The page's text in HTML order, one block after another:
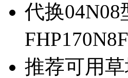
代换
推荐可用